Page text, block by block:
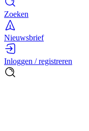
Zoeken
Nieuwsbrief
Inloggen / registreren